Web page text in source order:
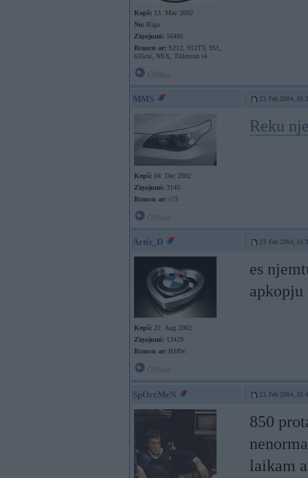
Kopš: 13. May 2002
No: Rīga
Ziņojumi: 56481
Braucu ar: S212, 911TT, 951,
635csi, NSX, Tillotson t4
MMS 23. Feb 2004,
Kopš: 04. Dec 2002
Ziņojumi: 3145
Braucu ar: ///3
Reku
Artis_D 23. Feb 2004,
Kopš: 22. Aug 2002
Ziņojumi: 13429
Braucu ar: BMW
es
SpOrcMeN 23. Feb 2004,
850
laikam